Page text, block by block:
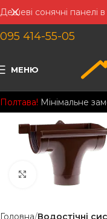
095 414-55-05
МЕНЮ
Полтава! Мінімальне
Клацніть, щоб
Головна Водостічні
Дешеві сонячні панелі в